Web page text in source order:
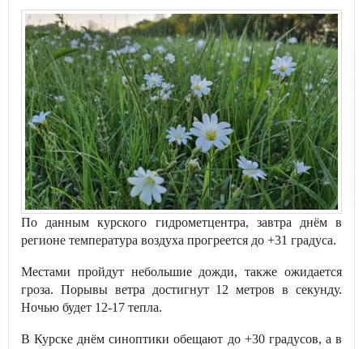
По данным курского гидрометцентра, завтра днём в
регионе температура воздуха прогреется до +31 градуса.
Местами пройдут небольшие дожди, также ожидается
гроза. Порывы ветра достигнут 12 метров в секунду.
Ночью будет 12-17 тепла.
В Курске днём синоптики обещают до +30 градусов, а в